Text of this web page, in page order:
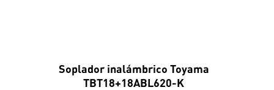
Soplador inalámbrico Toyama
TBT18+18ABL620-K